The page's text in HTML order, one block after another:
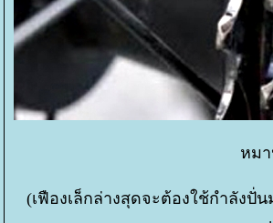
หมา
(เฟืองเล็กล่างสุดจะต้องใช้กำลังปั่